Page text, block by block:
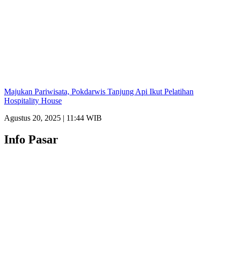
Majukan Pariwisata, Pokdarwis Tanjung Api Ikut Pelatihan
Hospitality House
Agustus 20, 2025 | 11:44 WIB
Info Pasar